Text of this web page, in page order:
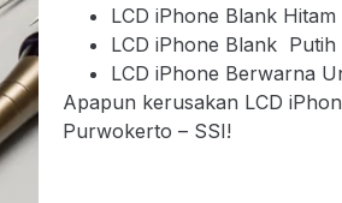
LCD iPhone Blank Hitam
LCD iPhone Blank Putih
LCD iPhone Berwarna
Apapun kerusakan LCD
Purwokerto – SSI!